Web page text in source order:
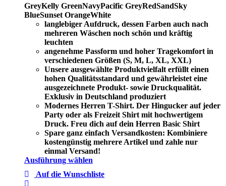
GreyKelly GreenNavyPacific GreyRedSandSky
BlueSunset OrangeWhite
langlebiger Aufdruck, dessen Farben auch nach
mehreren Wäschen noch schön und kräftig
leuchten
angenehme Passform und hoher Tragekomfort in
verschiedenen Größen (S, M, L, XL, XXL)
Unsere ausgewählte Produktvielfalt erfüllt einen
hohen Qualitätsstandard und gewährleistet eine
ausgezeichnete Produkt- sowie Druckqualität.
Exklusiv in Deutschland produziert
Modernes Herren T-Shirt. Der Hingucker auf jeder
Party oder als Freizeit Shirt mit hochwertigem
Druck. Freu dich auf dein Herren Basic Shirt
Spare ganz einfach Versandkosten: Kombiniere
kostengünstig mehrere Artikel und zahle nur
einmal Versand!
Ausführung wählen
Auf die Wunschliste